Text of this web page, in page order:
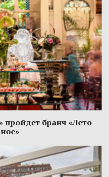
пройдет бранч «Лето